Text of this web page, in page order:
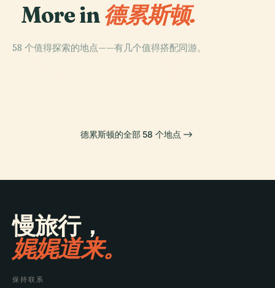
More in德累斯顿.
58 个值得探索的地点——有几个值得搭配同游。
PLACE PLACE
德累斯顿的全部 58 个地点
慢旅行，
娓娓道来。
保持联系